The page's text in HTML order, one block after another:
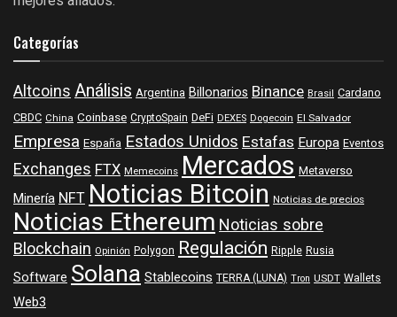
Categorías
Altcoins Análisis Argentina Billonarios Binance Brasil Cardano
CBDC China Coinbase CryptoSpain DeFi DEXES Dogecoin El Salvador
Empresa España Estados Unidos Estafas Europa Eventos
Exchanges FTX Memecoins Mercados Metaverso
Minería NFTNoticias Bitcoin Noticias de precios
Noticias EthereumNoticias sobre
Blockchain Opinión Polygon Regulación Ripple Rusia
Software Solana Stablecoins TERRA (LUNA) Tron USDT Wallets
Web3